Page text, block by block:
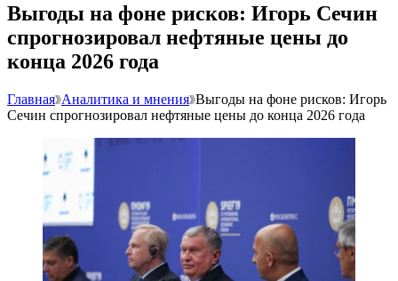
Выгоды на фоне рисков: Игорь Сечин
спрогнозировал нефтяные цены до
конца 2026 года
Главная Аналитика и мнения Выгоды на фоне рисков: Игорь
Сечин спрогнозировал нефтяные цены до конца 2026 года